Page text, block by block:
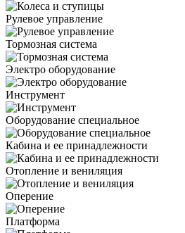
Рулевое управление
Тормозная система
Электро оборудование
Инструмент
Оборудование специальное
Кабина и ее принадлежности
Отопление и вениляция
Оперение
Платформа